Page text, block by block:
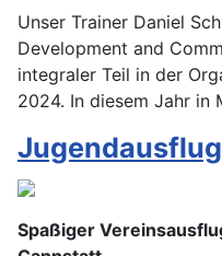
Unser Trainer Daniel
Development and
integraler Teil in der
2024. In diesem Jahr in
Spaßiger